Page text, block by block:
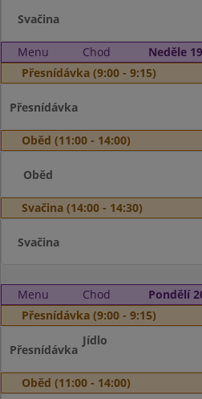
Svačina
Menu Chod
Neděle
Přesnídávka (9:00 - 9:15)
Přesnídávka
Oběd (11:00 - 14:00)
Oběd
Svačina (14:00 - 14:30)
Svačina
Menu Chod
Pondělí
Přesnídávka (9:00 - 9:15)
Přesnídávka
Jídlo
Oběd (11:00 - 14:00)